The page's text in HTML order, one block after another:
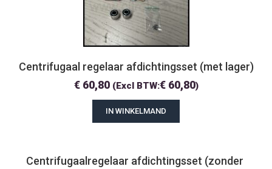
Centrifugaal regelaar afdichtingsset (met lager)
€60,80 (Excl BTW:€60,80)
IN WINKELMAND
Centrifugaalregelaar afdichtingsset (zonder